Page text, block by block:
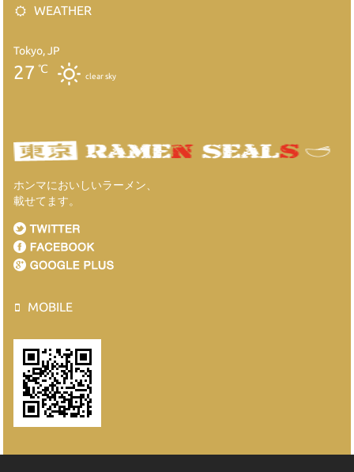
WEATHER
Tokyo, JP
27 ℃
clear sky
ホンマにおいしいラーメン、
載せてます。
MOBILE